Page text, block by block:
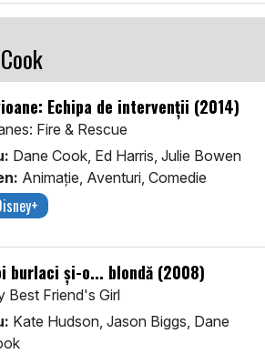
Echipa de intervenții (2014)
Fire & Rescue
Dane Cook, Ed Harris, Julie Bowen
Animaţie, Aventuri, Comedie
burlaci și-o... blondă (2008)
Best Friend's Girl
Kate Hudson, Jason Biggs, Dane